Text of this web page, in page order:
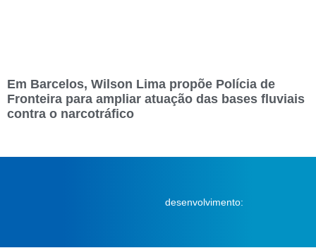
Em Barcelos, Wilson Lima propõe Polícia de
Fronteira para ampliar atuação das bases fluviais
contra o narcotráfico
desenvolvimento: